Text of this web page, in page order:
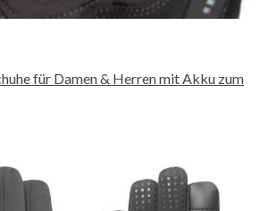
für Damen & Herren mit Akku zum